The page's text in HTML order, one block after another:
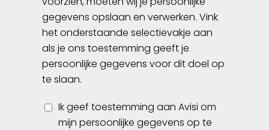
gegevens opslaan en verwerken. Vink
het onderstaande selectievakje aan
als je ons toestemming geeft je
persoonlijke gegevens voor dit doel op
te slaan.
Ik geef toestemming aan Avisi om
mijn persoonlijke gegevens op te